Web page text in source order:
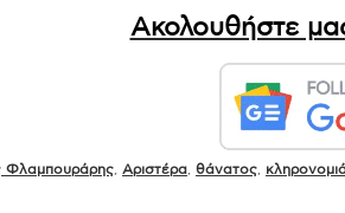
Ακολουθήστε
Φλαμπουράρης Αριστέρα θάνατος